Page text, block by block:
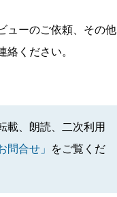
ューのご依頼、その他
ください。
載、朗読、二次利用
問合せ」
をご覧くだ